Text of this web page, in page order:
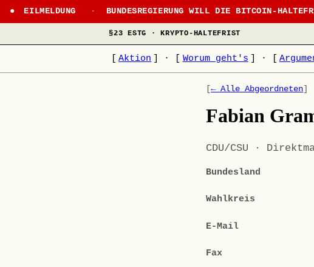
EILMELDUNG · BUNDESREGIERUNG WILL DIE BITCOIN-
§23 ESTG · KRYPTO-HALTEFRIST
Aktion · Worum geht's ·
[← Alle Abgeordneten]
Fabian
CDU/CSU ·
Bundesland
Wahlkreis
E-Mail
Fax